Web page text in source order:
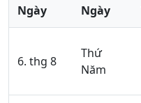
Ngày Ngày
6. thg 8
Thứ
Năm